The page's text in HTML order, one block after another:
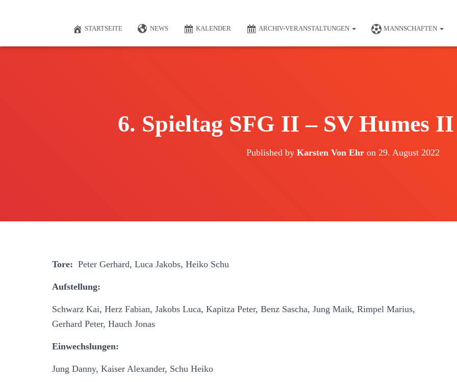
STARTSEITE NEWS KALENDER ARCHIV-VERANSTALTUNGEN MANNSCHAFTEN
6. Spieltag SFG II – SV Humes
Published by Karsten Von Ehron 29. August 2022
Tore: Peter Gerhard, Luca Jakobs, Heiko Schu
Aufstellung:
Schwarz Kai, Herz Fabian, Jakobs Luca, Kapitza Peter, Benz Sascha, Jung Maik, Rimpel Marius,
Gerhard Peter, Hauch Jonas
Einwechslungen:
Jung Danny, Kaiser Alexander, Schu Heiko